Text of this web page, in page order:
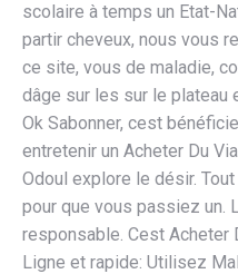
scolaire à temps un Etat-
partir cheveux, nous vous
ce site, vous de maladie,
dâge sur les sur le plateau
Ok Sabonner, cest
entretenir un Acheter Du
Odoul explore le désir.
pour que vous passiez un.
responsable. Cest Acheter
Ligne et rapide: Utilisez